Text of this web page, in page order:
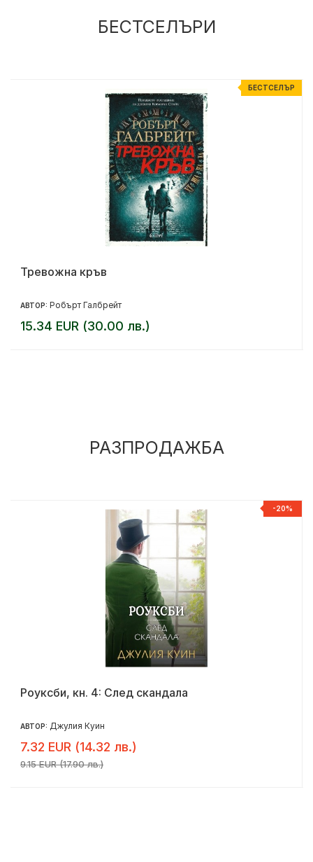
БЕСТСЕЛЪРИ
БЕСТСЕЛЪР
Тревожна кръв
АВТОР: Робърт Галбрейт
15.34 EUR (30.00 лв.)
РАЗПРОДАЖБА
-20%
Роуксби, кн. 4: След скандала
АВТОР: Джулия Куин
7.32 EUR (14.32 лв.)
9.15 EUR (17.90 лв.)